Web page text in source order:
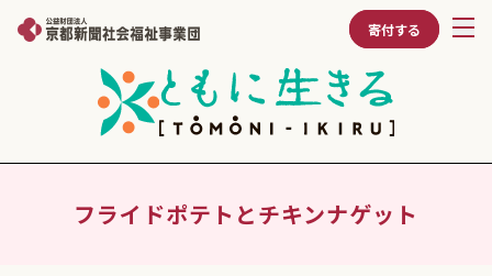
寄付する
フライドポテトとチキンナゲット